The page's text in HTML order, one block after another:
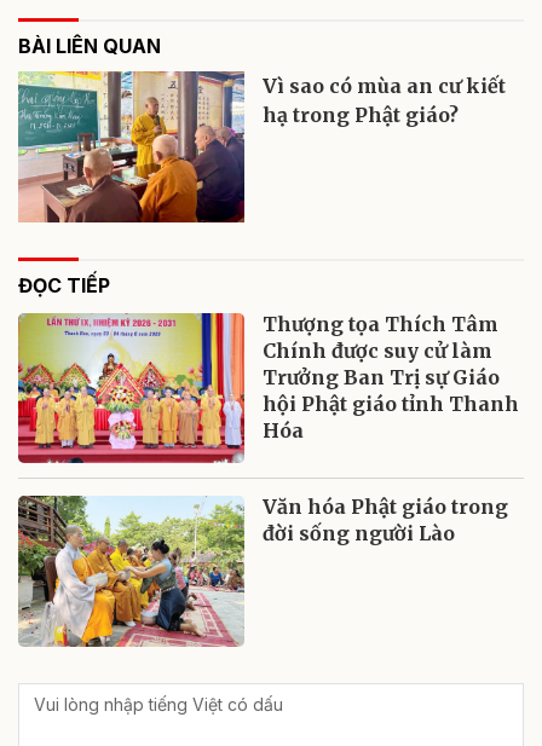
BÀI LIÊN QUAN
Vì sao có mùa an cư kiết
hạ trong Phật giáo?
ĐỌC TIẾP
Thượng tọa Thích Tâm
Chính được suy cử làm
Trưởng Ban Trị sự Giáo
hội Phật giáo tỉnh Thanh
Hóa
Văn hóa Phật giáo trong
đời sống người Lào